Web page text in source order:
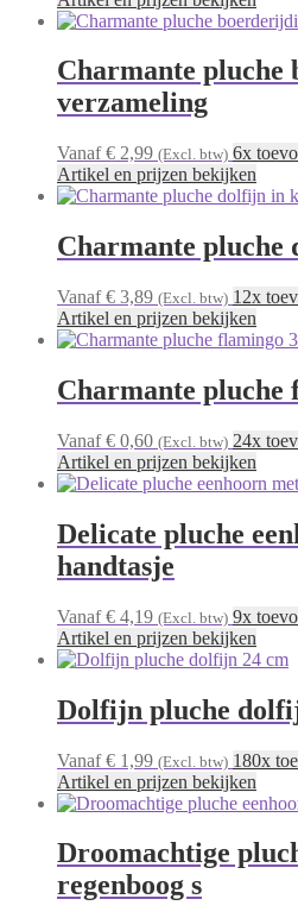
Charmante
verzameling
Vanaf € 2,99 (Excl. btw) 6x
Artikel en prijzen bekijken
Charmante
Vanaf € 3,89 (Excl. btw) 12x
Artikel en prijzen bekijken
Charmante pluche
Vanaf € 0,60 (Excl. btw) 24x
Artikel en prijzen bekijken
Delicate pluche
handtasje
Vanaf € 4,19 (Excl. btw) 9x
Artikel en prijzen bekijken
Dolfijn pluche
Vanaf € 1,99 (Excl. btw) 180x
Artikel en prijzen bekijken
Droomachtige
regenboog s